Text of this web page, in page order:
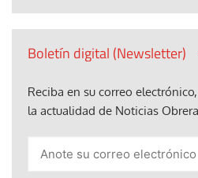
Boletín digital (Newsletter)
Reciba en su correo
la actualidad de Noticias